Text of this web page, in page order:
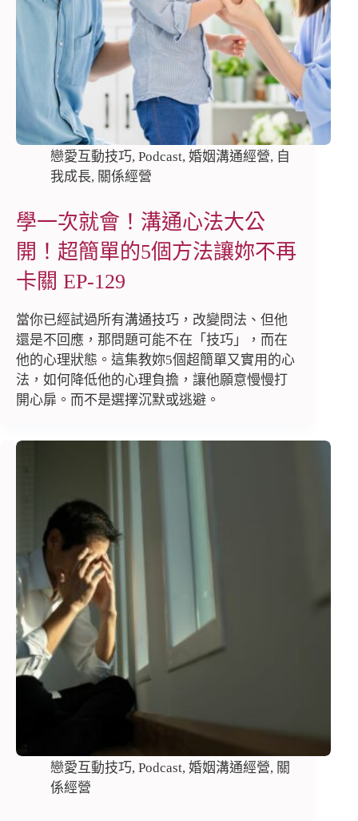
戀愛互動技巧, Podcast, 婚姻溝通經營, 自
我成長, 關係經營
學一次就會！溝通心法大公
開！超簡單的5個方法讓妳不再
卡關 EP-129
當你已經試過所有溝通技巧，改變問法、但他
還是不回應，那問題可能不在「技巧」，而在
他的心理狀態。這集教妳5個超簡單又實用的心
法，如何降低他的心理負擔，讓他願意慢慢打
開心扉。而不是選擇沉默或逃避。
戀愛互動技巧, Podcast, 婚姻溝通經營, 關
係經營